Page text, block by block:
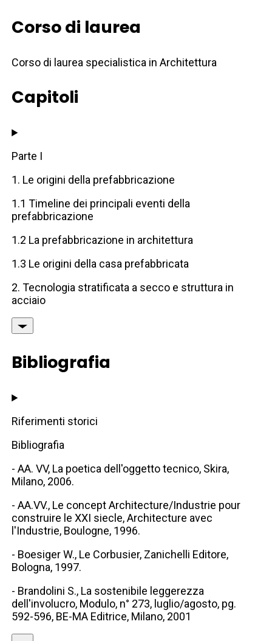
Corso di laurea
Corso di laurea specialistica in Architettura
Capitoli
Parte I
1. Le origini della prefabbricazione
1.1 Timeline dei principali eventi della
prefabbricazione
1.2 La prefabbricazione in architettura
1.3 Le origini della casa prefabbricata
2. Tecnologia stratificata a secco e struttura in
acciaio
Bibliografia
Riferimenti storici
Bibliografia
- AA. VV, La poetica dell'oggetto tecnico, Skira,
Milano, 2006.
- AA.VV., Le concept Architecture/Industrie pour
construire le XXI siecle, Architecture avec
l'Industrie, Boulogne, 1996.
- Boesiger W., Le Corbusier, Zanichelli Editore,
Bologna, 1997.
- Brandolini S., La sostenibile leggerezza
dell'involucro, Modulo, n° 273, luglio/agosto, pg.
592-596, BE-MA Editrice, Milano, 2001